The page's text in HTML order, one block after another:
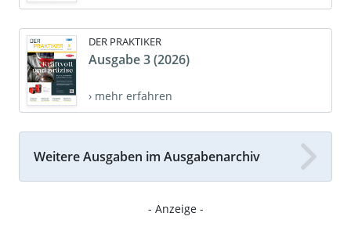
DER PRAKTIKER
Ausgabe 3 (2026)
› mehr erfahren
Weitere Ausgaben im Ausgabenarchiv
- Anzeige -